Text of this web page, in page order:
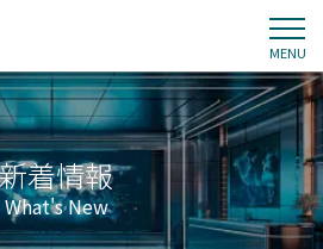
MENU
新着情報
What's New